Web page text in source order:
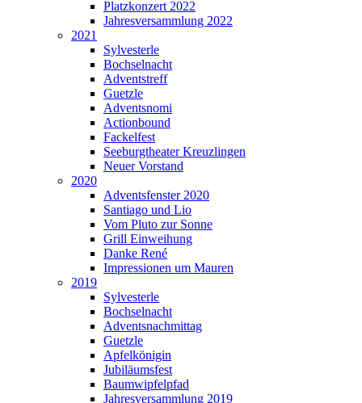
Platzkonzert 2022
Jahresversammlung 2022
2021
Sylvesterle
Bochselnacht
Adventstreff
Guetzle
Adventsnomi
Actionbound
Fackelfest
Seeburgtheater Kreuzlingen
Neuer Vorstand
2020
Adventsfenster 2020
Santiago und Lio
Vom Pluto zur Sonne
Grill Einweihung
Danke René
Impressionen um Mauren
2019
Sylvesterle
Bochselnacht
Adventsnachmittag
Guetzle
Apfelkönigin
Jubiläumsfest
Baumwipfelpfad
Jahresversammlung 2019